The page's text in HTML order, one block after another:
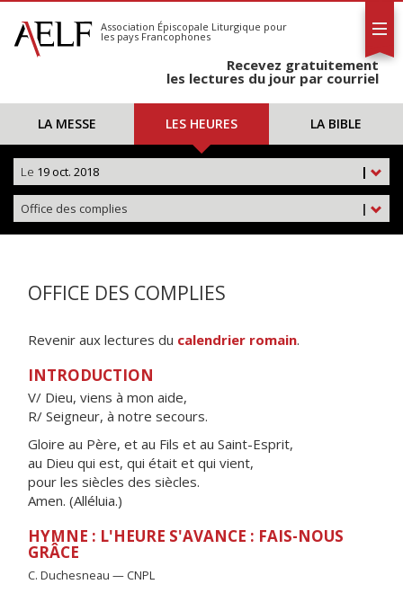
S'abonner
Calendrier
Association Épiscopale Liturgique pour
les pays Francophones
Recevez gratuitement
les lectures du jour par courriel
LA MESSE LES HEURES LA BIBLE
|
Le 19 oct. 2018
|
Office des complies
OFFICE DES COMPLIES
Revenir aux lectures du calendrier romain.
INTRODUCTION
V/ Dieu, viens à mon aide,
R/ Seigneur, à notre secours.
Gloire au Père, et au Fils et au Saint-Esprit,
au Dieu qui est, qui était et qui vient,
pour les siècles des siècles.
Amen. (Alléluia.)
HYMNE : L'HEURE S'AVANCE : FAIS-NOUS
GRÂCE
C. Duchesneau — CNPL